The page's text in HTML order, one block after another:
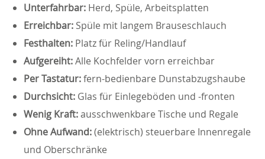
Unterfahrbar: Herd, Spüle, Arbeitsplatten
Erreichbar: Spüle mit langem Brauseschlauch
Festhalten: Platz für Reling/Handlauf
Aufgereiht:Alle Kochfelder vorn erreichbar
Per Tastatur:fern-bedienbare Dunstabzugshaube
Durchsicht: Glas für Einlegeböden und -fronten
Wenig Kraft:ausschwenkbare Tische und Regale
Ohne Aufwand:(elektrisch) steuerbare Innenregale
und Oberschränke